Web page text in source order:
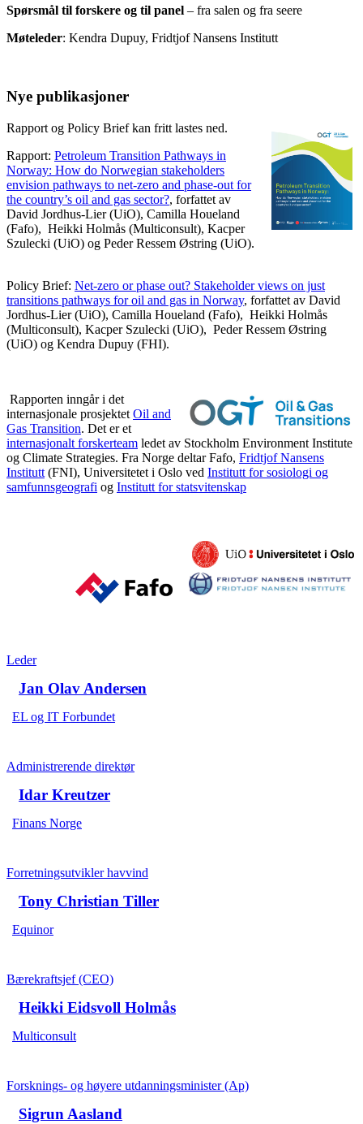
Spørsmål til forskere og til panel – fra salen og fra seere
Møteleder: Kendra Dupuy, Fridtjof Nansens Institutt
Nye publikasjoner
Rapport og Policy Brief kan fritt lastes ned.
Rapport: Petroleum Transition Pathways in
Norway: How do Norwegian stakeholders
envision pathways to net-zero and phase-out for
the country’s oil and gas sector?, forfattet av
David Jordhus-Lier (UiO), Camilla Houeland
(Fafo), Heikki Holmås (Multiconsult), Kacper
Szulecki (UiO) og Peder Ressem Østring (UiO).
Policy Brief: Net-zero or phase out? Stakeholder views on just
transitions pathways for oil and gas in Norway, forfattet av David
Jordhus-Lier (UiO), Camilla Houeland (Fafo), Heikki Holmås
(Multiconsult), Kacper Szulecki (UiO), Peder Ressem Østring
(UiO) og Kendra Dupuy (FHI).
Rapporten inngår i det
internasjonale prosjektet Oil and
Gas Transition. Det er et
internasjonalt forskerteam ledet av Stockholm Environment Institute
og Climate Strategies. Fra Norge deltar Fafo, Fridtjof Nansens
Institutt (FNI), Universitetet i Oslo ved Institutt for sosiologi og
samfunnsgeografi og Institutt for statsvitenskap
Leder
Jan Olav Andersen
EL og IT Forbundet
Administrerende direktør
Idar Kreutzer
Finans Norge
Forretningsutvikler havvind
Tony Christian Tiller
Equinor
Bærekraftsjef (CEO)
Heikki Eidsvoll Holmås
Multiconsult
Forsknings- og høyere utdanningsminister (Ap)
Sigrun Aasland